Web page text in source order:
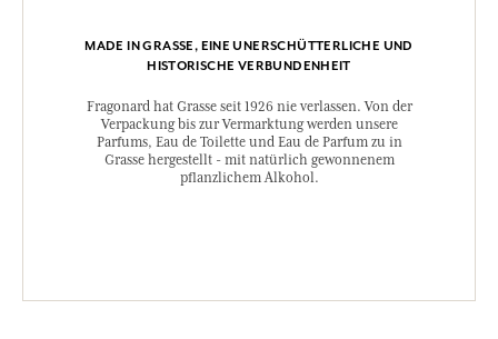
MADE IN GRASSE, EINE UNERSCHÜTTERLICHE UND
HISTORISCHE VERBUNDENHEIT
Fragonard hat Grasse seit 1926 nie verlassen. Von der
Verpackung bis zur Vermarktung werden unsere
Parfums, Eau de Toilette und Eau de Parfum zu in
Grasse hergestellt - mit natürlich gewonnenem
pflanzlichem Alkohol.